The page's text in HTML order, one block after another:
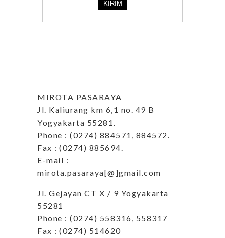
MIROTA PASARAYA
Jl. Kaliurang km 6,1 no. 49 B
Yogyakarta 55281.
Phone : (0274) 884571, 884572.
Fax : (0274) 885694.
E-mail :
mirota.pasaraya[@]gmail.com
Jl. Gejayan CT X / 9 Yogyakarta
55281
Phone : (0274) 558316, 558317
Fax : (0274) 514620